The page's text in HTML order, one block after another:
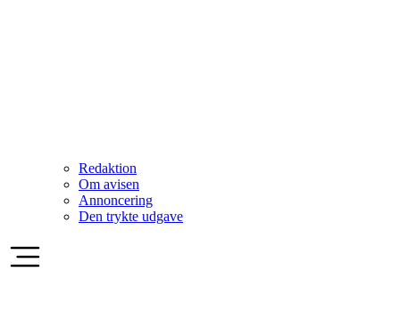
Redaktion
Om avisen
Annoncering
Den trykte udgave